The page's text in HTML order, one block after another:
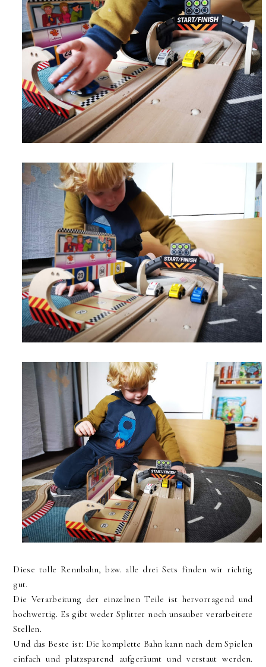
Diese tolle Rennbahn, bzw. alle drei Sets finden wir richtig
gut.
Die Verarbeitung der einzelnen Teile ist hervorragend und
hochwertig. Es gibt weder Splitter noch unsauber verarbeitete
Stellen.
Und das Beste ist: Die komplette Bahn kann nach dem Spielen
einfach und platzsparend aufgeräumt und verstaut werden.